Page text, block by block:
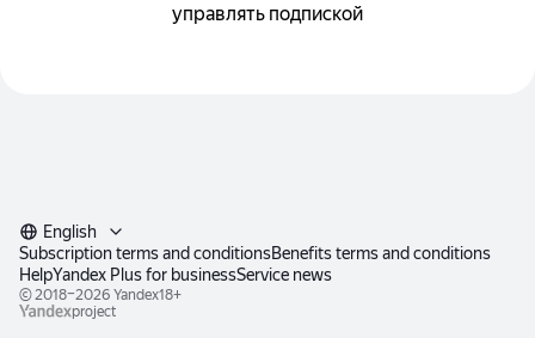
управлять подпиской
Subscription terms and conditionsBenefits terms and conditions
HelpYandex Plus for businessService news
English
© 2018–2026 Yandex18+
project